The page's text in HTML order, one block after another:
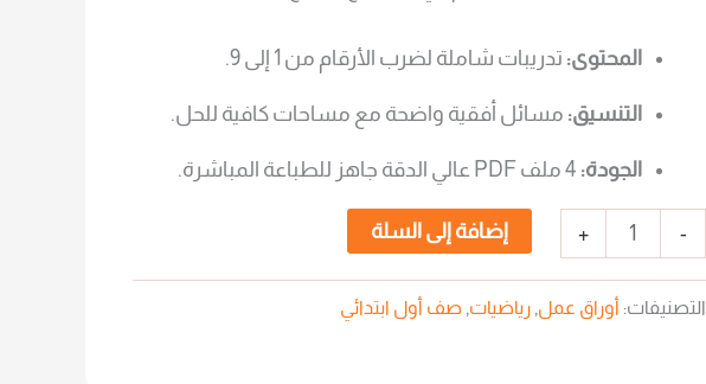
المحتوى: تدريبات شاملة لضرب الأرقام من 1 إلى 9.
التنسيق: مسائل أفقية واضحة مع مساحات كافية للحل.
الجودة:
-
+ إضافة إلى السلة
التصنيفات: أوراق عمل, رياضيات, صف أول ابتدائي